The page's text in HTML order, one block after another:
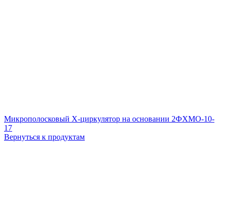
Микрополосковый X-циркулятор на основании 2ФХМО-10-
17
Вернуться к продуктам